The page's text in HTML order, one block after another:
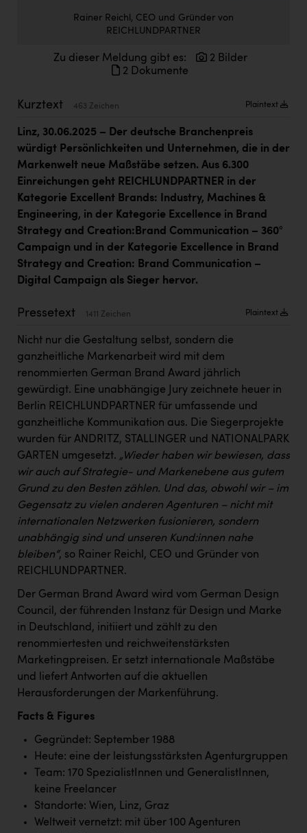
Doppler Gruppe
HIG Infomotion Group
IFE Austria GmbH
INTERSPAR
INTERSPORT Austria
Jesolo
Kärcher
Karin Liedl
KIWI Kinderwunsch Institut Dr. Loimer
KLIPP Frisör
Kleider Bauer
Kremsmüller Anlagenbau GmbH
Maximarkt
Oldtimer Raststationen und Motorhotels
Österreichischer Kachelofenverband
Orlen
Passage Linz
PEZ
PÜSPÖK
REMAX
RE/MAX Welcome
Resch&Frisch
RUBBLE MASTER
Ruderclub Wels
SCRI - Salzburg Cancer Research Institute
SCHMACHTL GmbH
Rainer Reichl, CEO und Gründer von
REICHLUNDPARTNER
Zu dieser Meldung gibt es:
2 Bilder
2 Dokumente
Kurztext 463 Zeichen Plaintext
Linz, 30.06.2025 – Der deutsche Branchenpreis
würdigt Persönlichkeiten und Unternehmen, die in der
Markenwelt neue Maßstäbe setzen. Aus 6.300
Einreichungen geht REICHLUNDPARTNER in der
Kategorie Excellent Brands: Industry, Machines &
Engineering, in der Kategorie Excellence in Brand
Strategy and Creation:Brand Communication – 360°
Campaign und in der Kategorie Excellence in Brand
Strategy and Creation: Brand Communication –
Digital Campaign als Sieger hervor.
Pressetext 1411 Zeichen Plaintext
Nicht nur die Gestaltung selbst, sondern die
ganzheitliche Markenarbeit wird mit dem
renommierten German Brand Award jährlich
gewürdigt. Eine unabhängige Jury zeichnete heuer in
Berlin REICHLUNDPARTNER für umfassende und
ganzheitliche Kommunikation aus. Die Siegerprojekte
wurden für ANDRITZ, STALLINGER und NATIONALPARK
GARTEN umgesetzt. „Wieder haben wir bewiesen, dass
wir auch auf Strategie- und Markenebene aus gutem
Grund zu den Besten zählen. Und das, obwohl wir – im
Gegensatz zu vielen anderen Agenturen – nicht mit
internationalen Netzwerken fusionieren, sondern
unabhängig sind und unseren Kund:innen nahe
bleiben“, so Rainer Reichl, CEO und Gründer von
REICHLUNDPARTNER.
Der German Brand Award wird vom German Design
Council, der führenden Instanz für Design und Marke
in Deutschland, initiiert und zählt zu den
renommiertesten und reichweitenstärksten
Marketingpreisen. Er setzt internationale Maßstäbe
und liefert Antworten auf die aktuellen
Herausforderungen der Markenführung.
Facts & Figures
Gegründet: September 1988
Heute: eine der leistungsstärksten Agenturgruppen
Team: 170 SpezialistInnen und GeneralistInnen,
keine Freelancer
Standorte: Wien, Linz, Graz
Weltweit vernetzt: mit über 100 Agenturen